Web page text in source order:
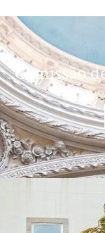
Comissão